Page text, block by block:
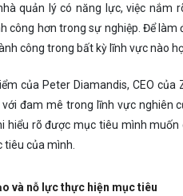
quản lý có năng lực, việc nắm
công hơn trong sự nghiệp. Để
công trong bất kỳ lĩnh vực nào
của Peter Diamandis, CEO
đam mê trong lĩnh vực nghiên
hiểu rõ được mục tiêu mình
của mình.
và nỗ lực thực hiện mục tiêu